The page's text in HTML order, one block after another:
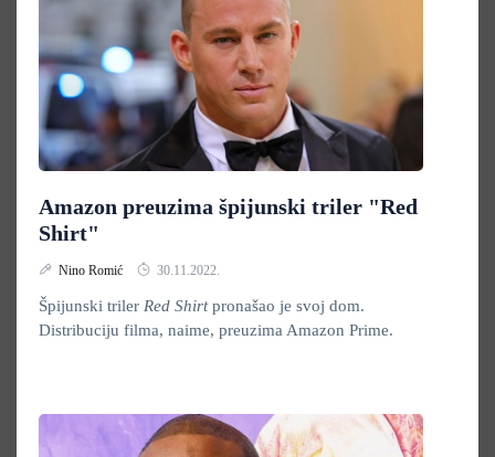
Amazon preuzima špijunski triler "Red
Shirt"
Nino Romić 30.11.2022.
Špijunski triler Red Shirtpronašao je svoj dom.
Distribuciju filma, naime, preuzima Amazon Prime.